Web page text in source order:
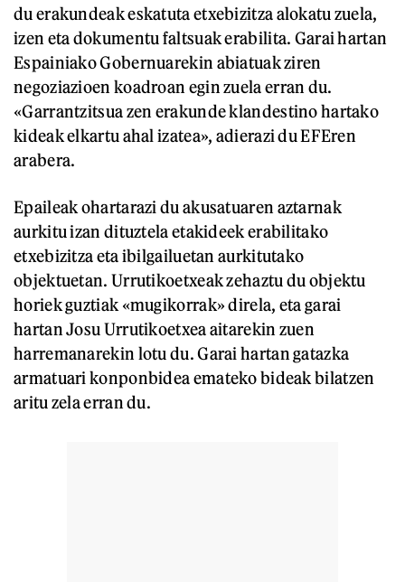
du erakundeak eskatuta etxebizitza alokatu zuela,
izen eta dokumentu faltsuak erabilita. Garai hartan
Espainiako Gobernuarekin abiatuak ziren
negoziazioen koadroan egin zuela erran du.
«Garrantzitsua zen erakunde klandestino hartako
kideak elkartu ahal izatea», adierazi du EFEren
arabera.
Epaileak ohartarazi du akusatuaren aztarnak
aurkitu izan dituztela etakideek erabilitako
etxebizitza eta ibilgailuetan aurkitutako
objektuetan. Urrutikoetxeak zehaztu du objektu
horiek guztiak «mugikorrak» direla, eta garai
hartan Josu Urrutikoetxea aitarekin zuen
harremanarekin lotu du. Garai hartan gatazka
armatuari konponbidea emateko bideak bilatzen
aritu zela erran du.